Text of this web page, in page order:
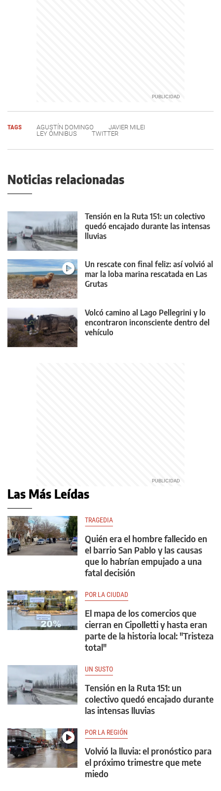
TAGS AGUSTÍN DOMINGO
JAVIER MILEI
LEY ÓMNIBUS
TWITTER
Noticias relacionadas
Tensión en la Ruta 151: un colectivo
quedó encajado durante las intensas
lluvias
Un rescate con final feliz: así volvió al
mar la loba marina rescatada en Las
Grutas
Volcó camino al Lago Pellegrini y lo
encontraron inconsciente dentro del
vehículo
Las Más Leídas
TRAGEDIA
Quién era el hombre fallecido en
el barrio San Pablo y las causas
que lo habrían empujado a una
fatal decisión
POR LA CIUDAD
El mapa de los comercios que
cierran en Cipolletti y hasta eran
parte de la historia local: "Tristeza
total"
UN SUSTO
Tensión en la Ruta 151: un
colectivo quedó encajado durante
las intensas lluvias
POR LA REGIÓN
Volvió la lluvia: el pronóstico para
el próximo trimestre que mete
miedo